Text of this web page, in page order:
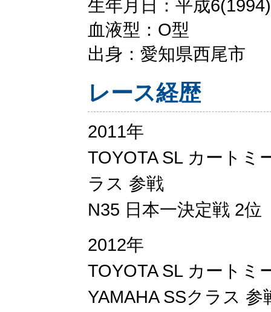
生年月日：平成
血液型：O型
出身：愛知県西尾市
レース経歴
2011年
TOYOTA SL カートミ
ラス 参戦
N35 日本一決定戦 2位
2012年
TOYOTA SL カートミ
YAMAHA SSクラス 参